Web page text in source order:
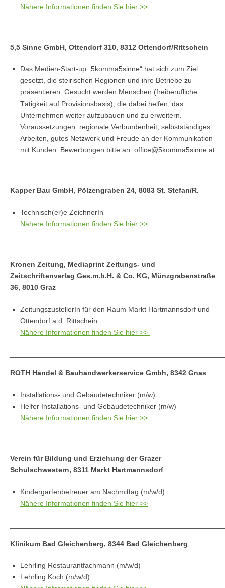
Nähere Informationen finden Sie hier >>
5,5 Sinne GmbH, Ottendorf 310, 8312 Ottendorf/Rittschein
Das Medien-Start-up „5komma5sinne“ hat sich zum Ziel
gesetzt, die steirischen Regionen und ihre Betriebe zu
präsentieren. Gesucht werden Menschen (freiberufliche
Tätigkeit auf Provisionsbasis), die dabei helfen, das
Unternehmen weiter aufzubauen und zu erweitern.
Voraussetzungen: regionale Verbundenheit, selbstständiges
Arbeiten, gutes Netzwerk und Freude an der Kommunikation
mit Kunden. Bewerbungen bitte an: office@5komma5sinne.at
Kapper Bau GmbH, Pölzengraben 24, 8083 St. Stefan/R.
Technisch(er)e ZeichnerIn
Nähere Informationen finden Sie hier >>
Kronen Zeitung, Mediaprint Zeitungs- und
Zeitschriftenverlag Ges.m.b.H. & Co. KG, Münzgrabenstraße
36, 8010 Graz
ZeitungszustellerIn für den Raum Markt Hartmannsdorf und
Ottendorf a.d. Rittschein
Nähere Informationen finden Sie hier >>
ROTH Handel & Bauhandwerkerservice Gmbh, 8342 Gnas
Installations- und Gebäudetechniker (m/w)
Helfer Installations- und Gebäudetechniker (m/w)
Nähere Informationen finden Sie hier >>
Verein für Bildung und Erziehung der Grazer
Schulschwestern, 8311 Markt Hartmannsdorf
Kindergartenbetreuer am Nachmittag (m/w/d)
Nähere Informationen finden Sie hier >>
Klinikum Bad Gleichenberg, 8344 Bad Gleichenberg
Lehrling Restaurantfachmann (m/w/d)
Lehrling Koch (m/w/d)